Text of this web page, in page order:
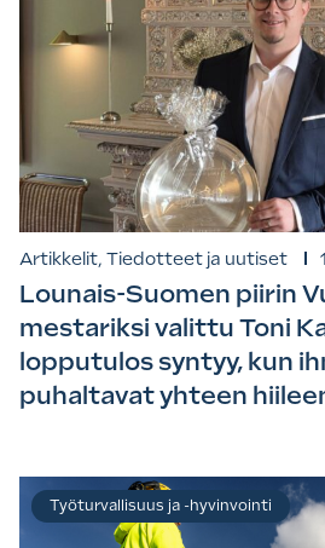
Artikkelit, Tiedotteet ja uutiset
Lounais-Suomen piirin
mestariksi valittu Toni
lopputulos syntyy, kun
puhaltavat yhteen
Työturvallisuus ja -hyvinvointi